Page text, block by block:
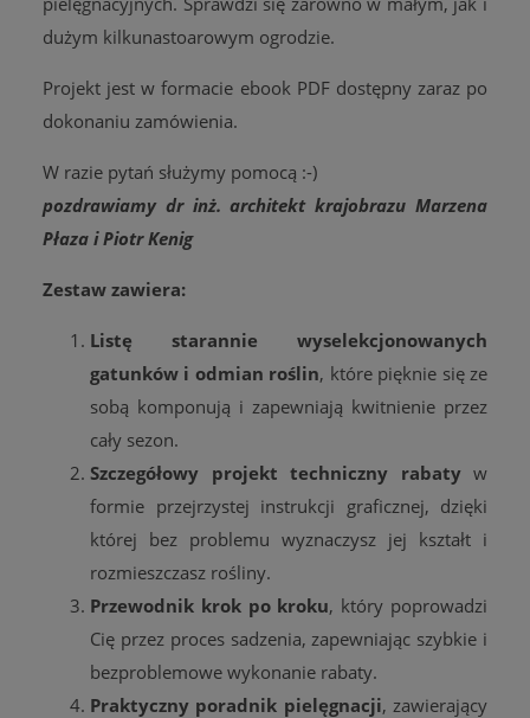
dużym kilkunastoarowym ogrodzie.
Projekt jest w formacie ebook PDF dostępny zaraz po
dokonaniu zamówienia.
W razie pytań służymy pomocą :-)
pozdrawiamy dr inż. architekt krajobrazu Marzena
Płaza i Piotr Kenig
Zestaw zawiera:
Listę starannie wyselekcjonowanych
gatunków i odmian roślin, które pięknie się ze
sobą komponują i zapewniają kwitnienie przez
cały sezon.
Szczegółowy projekt techniczny rabatyw
formie przejrzystej instrukcji graficznej, dzięki
której bez problemu wyznaczysz jej kształt i
rozmieszczasz rośliny.
Przewodnik krok po kroku, który poprowadzi
Cię przez proces sadzenia, zapewniając szybkie i
bezproblemowe wykonanie rabaty.
Praktyczny poradnik pielęgnacji, zawierający